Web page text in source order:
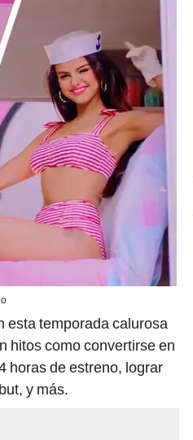
esta temporada calurosa
hitos como convertirse en
horas de estreno, lograr
y más.